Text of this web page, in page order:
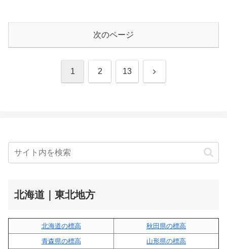
次のページ
1 2 13 次
北海道｜東北地方
北海道の標高
秋田県の標高
青森県の標高
山形県の標高